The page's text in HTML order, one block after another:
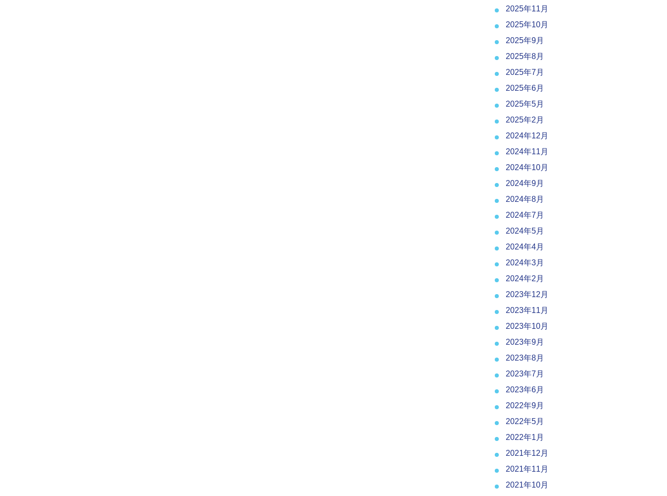
2025年11月
2025年10月
2025年9月
2025年8月
2025年7月
2025年6月
2025年5月
2025年2月
2024年12月
2024年11月
2024年10月
2024年9月
2024年8月
2024年7月
2024年5月
2024年4月
2024年3月
2024年2月
2023年12月
2023年11月
2023年10月
2023年9月
2023年8月
2023年7月
2023年6月
2022年9月
2022年5月
2022年1月
2021年12月
2021年11月
2021年10月